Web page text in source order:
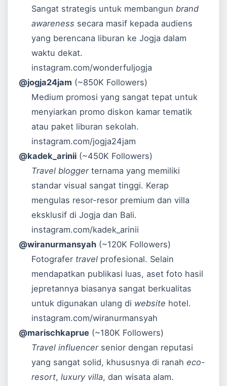
Sangat strategis untuk membangunbrand
awareness secara masif kepada audiens
yang berencana liburan ke Jogja dalam
waktu dekat.
instagram.com/wonderfuljogja
@jogja24jam (~850K Followers)
Medium promosi yang sangat tepat untuk
menyiarkan promo diskon kamar tematik
atau paket liburan sekolah.
instagram.com/jogja24jam
@kadek_arinii (~450K Followers)
Travel bloggerternama yang memiliki
standar visual sangat tinggi. Kerap
mengulas resor-resor premium dan villa
eksklusif di Jogja dan Bali.
instagram.com/kadek_arinii
@wiranurmansyah (~120K Followers)
Fotografer travel profesional. Selain
mendapatkan publikasi luas, aset foto hasil
jepretannya biasanya sangat berkualitas
untuk digunakan ulang di website hotel.
instagram.com/wiranurmansyah
@marischkaprue (~180K Followers)
Travel influencersenior dengan reputasi
yang sangat solid, khususnya di ranaheco-
resort,luxury villa, dan wisata alam.